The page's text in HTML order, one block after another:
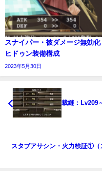
スナイパー・被ダメージ無効化
ヒドゥン装備構成
2023年5月30日
裁縫：Lv209
スタブアサシン・火力検証①（